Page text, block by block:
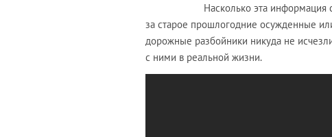
Насколько эта информация
за старое прошлогодние осужденные
дорожные разбойники никуда не
с ними в реальной жизни.